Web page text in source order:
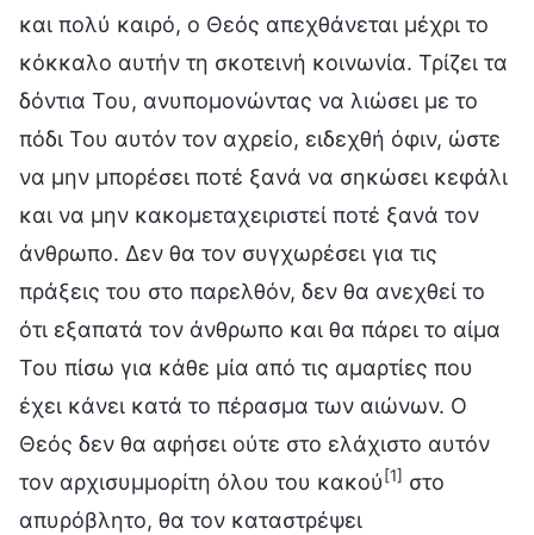
και πολύ καιρό, ο Θεός απεχθάνεται μέχρι το
κόκκαλο αυτήν τη σκοτεινή κοινωνία. Τρίζει τα
δόντια Του, ανυπομονώντας να λιώσει με το
πόδι Του αυτόν τον αχρείο, ειδεχθή όφιν, ώστε
να μην μπορέσει ποτέ ξανά να σηκώσει κεφάλι
και να μην κακομεταχειριστεί ποτέ ξανά τον
άνθρωπο. Δεν θα τον συγχωρέσει για τις
πράξεις του στο παρελθόν, δεν θα ανεχθεί το
ότι εξαπατά τον άνθρωπο και θα πάρει το αίμα
Του πίσω για κάθε μία από τις αμαρτίες που
έχει κάνει κατά το πέρασμα των αιώνων. Ο
Θεός δεν θα αφήσει ούτε στο ελάχιστο αυτόν
τον αρχισυμμορίτη όλου του κακού [1] στο
απυρόβλητο, θα τον καταστρέψει